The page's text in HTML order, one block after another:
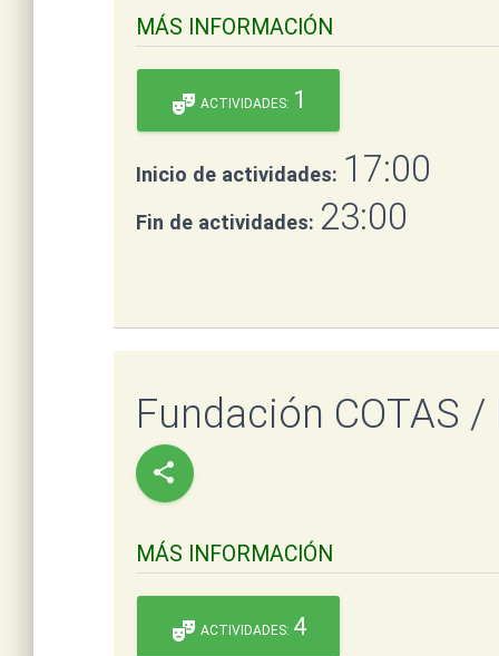
MÁS INFORMACIÓN
theater_comedy ACTIVIDADES: 1
Inicio de actividades: 17:00
Fin de actividades: 23:00
Fundación COTAS
share
MÁS INFORMACIÓN
theater_comedy ACTIVIDADES: 4